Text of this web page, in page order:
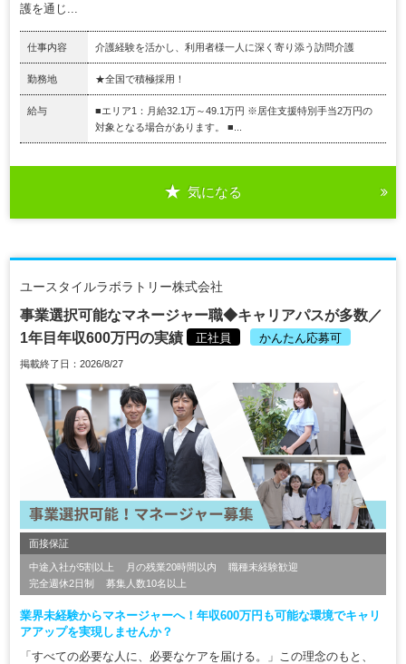
護を通じ...
仕事内容 介護経験を活かし、利用者様一人に深く寄り添う訪問介護
勤務地 ★全国で積極採用！
給与
■エリア1：月給32.1万～49.1万円 ※居住支援特別手当2万円の
対象となる場合があります。 ■...
気になる
ユースタイルラボラトリー株式会社
事業選択可能なマネージャー職◆キャリアパスが多数／
1年目年収600万円の実績
正社員 かんたん応募可
掲載終了日：2026/8/27
面接保証
中途入社が5割以上 月の残業20時間以内
職種未経験歓迎
完全週休2日制
募集人数10名以上
業界未経験からマネージャーへ！年収600万円も可能な環境でキャリ
アアップを実現しませんか？
「すべての必要な人に、必要なケアを届ける。」この理念のもと、